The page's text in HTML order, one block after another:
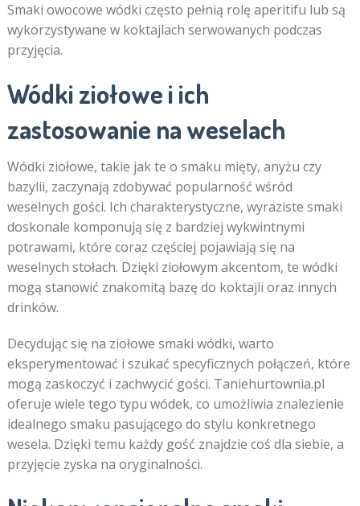
Smaki owocowe wódki często pełnią rolę aperitifu lub są
wykorzystywane w koktajlach serwowanych podczas
przyjęcia.
Wódki ziołowe i ich
zastosowanie na weselach
Wódki ziołowe, takie jak te o smaku mięty, anyżu czy
bazylii, zaczynają zdobywać popularność wśród
weselnych gości. Ich charakterystyczne, wyraziste smaki
doskonale komponują się z bardziej wykwintnymi
potrawami, które coraz częściej pojawiają się na
weselnych stołach. Dzięki ziołowym akcentom, te wódki
mogą stanowić znakomitą bazę do koktajli oraz innych
drinków.
Decydując się na ziołowe smaki wódki, warto
eksperymentować i szukać specyficznych połączeń, które
mogą zaskoczyć i zachwycić gości. Taniehurtownia.pl
oferuje wiele tego typu wódek, co umożliwia znalezienie
idealnego smaku pasującego do stylu konkretnego
wesela. Dzięki temu każdy gość znajdzie coś dla siebie, a
przyjęcie zyska na oryginalności.